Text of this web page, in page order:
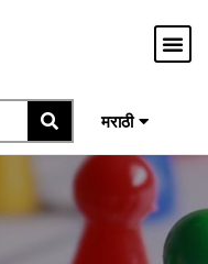
मराठी
മലയാളം